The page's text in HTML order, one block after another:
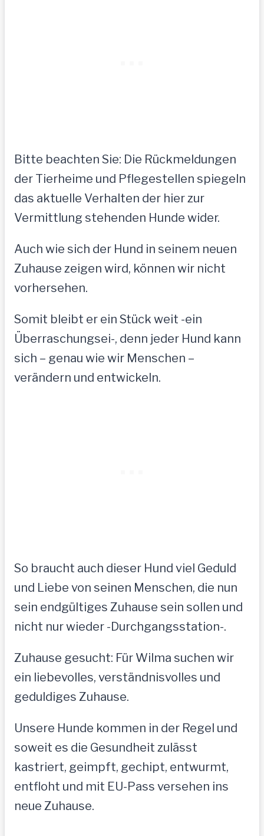
Bitte beachten Sie: Die Rückmeldungen
der Tierheime und Pflegestellen spiegeln
das aktuelle Verhalten der hier zur
Vermittlung stehenden Hunde wider.
Auch wie sich der Hund in seinem neuen
Zuhause zeigen wird, können wir nicht
vorhersehen.
Somit bleibt er ein Stück weit -ein
Überraschungsei-, denn jeder Hund kann
sich – genau wie wir Menschen –
verändern und entwickeln.
So braucht auch dieser Hund viel Geduld
und Liebe von seinen Menschen, die nun
sein endgültiges Zuhause sein sollen und
nicht nur wieder -Durchgangsstation-.
Zuhause gesucht: Für Wilma suchen wir
ein liebevolles, verständnisvolles und
geduldiges Zuhause.
Unsere Hunde kommen in der Regel und
soweit es die Gesundheit zulässt
kastriert, geimpft, gechipt, entwurmt,
entfloht und mit EU-Pass versehen ins
neue Zuhause.